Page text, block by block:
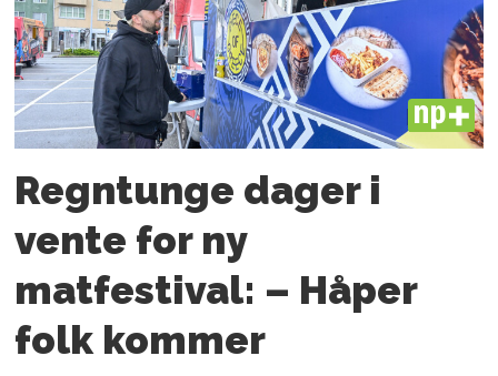
PLUS
Regntunge dager i
vente for ny
matfestival: – Håper
folk kommer